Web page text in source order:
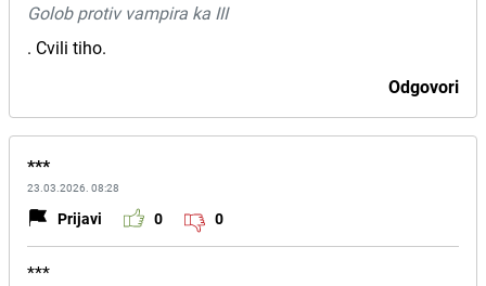
Golob protiv vampira ka III
. Cvili tiho.
Odgovori
***
23.03.2026. 08:28
Prijavi 0 0
***